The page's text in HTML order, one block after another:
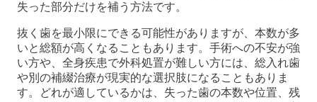
失った部分だけを補う方法です。
抜く歯を最小限にできる可能性がありますが、本数が多
いと総額が高くなることもあります。手術への不安が強
い方や、全身疾患で外科処置が難しい方には、総入れ歯
や別の補綴治療が現実的な選択肢になることもありま
す。どれが適しているかは、失った歯の本数や位置、残